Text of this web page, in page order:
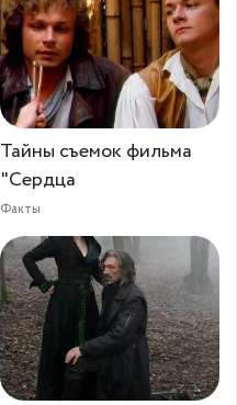
Тайны съемок фильма
"Сердца
Факты